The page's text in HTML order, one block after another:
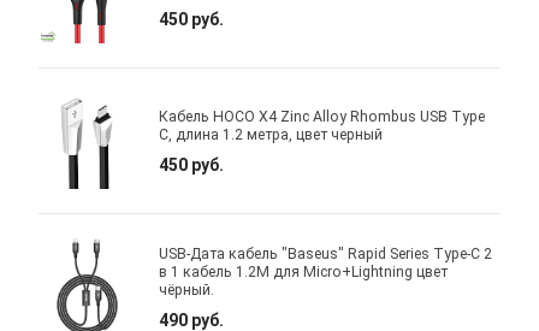
450 руб.
Кабель HOCO X4 Zinc Alloy Rhombus USB Type
C, длина 1.2 метра, цвет черный
450 руб.
USB-Дата кабель "Baseus" Rapid Series Type-C 2
в 1 кабель 1.2M для Micro+Lightning цвет
чёрный.
490 руб.